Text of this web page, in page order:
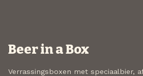
Beer in a Box
Verrassingsboxen met speciaalbier,